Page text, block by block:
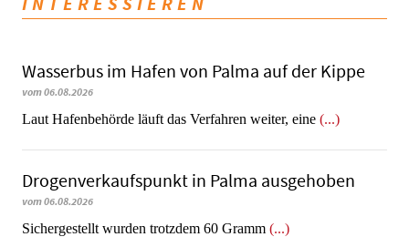
Wasserbus im Hafen von Palma auf der Kippe
vom 06.08.2026
Laut Hafenbehörde läuft das Verfahren weiter, eine (...)
Dro­gen­ver­kaufs­punkt in Palma ausgehoben
vom 06.08.2026
​​​​​​​Sichergestellt wurden trotzdem 60 Gramm (...)